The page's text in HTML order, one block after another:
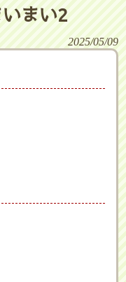
まい2
2025/05/09